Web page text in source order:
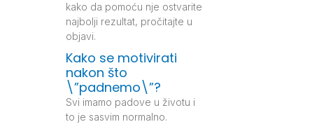
kako da pomoću nje ostvarite
najbolji rezultat, pročitajte u
objavi.
Kako se motivirati
nakon što
\”padnemo\”?
Svi imamo padove u životu i
to je sasvim normalno.